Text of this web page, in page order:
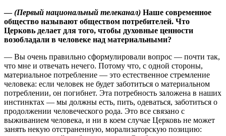
—(Первый национальный телеканал) Наше современное
общество называют обществом потребителей. Что
Церковь делает для того, чтобы духовные ценности
возобладали в человеке над материальными?
— Вы очень правильно сформулировали вопрос — почти так,
что мне и отвечать нечего. Потому что, с одной стороны,
материальное потребление — это естественное стремление
человека: если человек не будет заботиться о материальном
потреблении, он погибнет. Эта потребность заложена в наших
инстинктах — мы должны есть, пить, одеваться, заботиться о
продолжении человеческого рода. Это все связано с
выживанием человека, и ни в коем случае Церковь не может
занять некую отстраненную, морализаторскую позицию: